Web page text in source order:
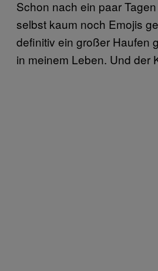
Schon nach ein paar
selbst kaum noch Emojis
definitiv ein großer Haufen
in meinem Leben. Und der